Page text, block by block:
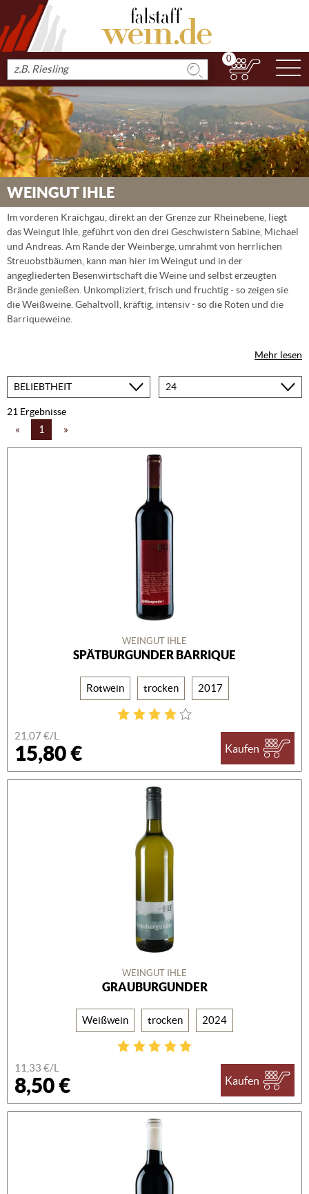
Produkt
suchen
0
WEINGUT IHLE
Im vorderen Kraichgau, direkt an der Grenze zur Rheinebene, liegt
das Weingut Ihle, geführt von den drei Geschwistern Sabine, Michael
und Andreas. Am Rande der Weinberge, umrahmt von herrlichen
Streuobstbäumen, kann man hier im Weingut und in der
angegliederten Besenwirtschaft die Weine und selbst erzeugten
Brände genießen. Unkompliziert, frisch und fruchtig - so zeigen sie
die Weißweine. Gehaltvoll, kräftig, intensiv - so die Roten und die
Barriqueweine.
Mehr lesen
Sortieren
Produkte
21 Ergebnisse
« 1 »
WEINGUT IHLE
SPÄTBURGUNDER BARRIQUE
Rotwein trocken 2017
21,07 €/L
15,80 € Kaufen
WEINGUT IHLE
GRAUBURGUNDER
Weißwein trocken 2024
11,33 €/L
8,50 € Kaufen